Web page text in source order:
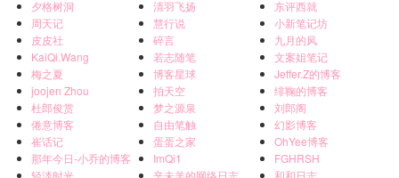
夕格树洞
周天记
皮皮社
KaiQi.Wang
梅之夏
joojen Zhou
杜郎俊赏
倦意博客
崔话记
那年今日-小乔的博客
轻淡时光
清羽飞扬
慧行说
碎言
若志随笔
博客星球
拍天空
梦之源泉
自由笔触
蛋蛋之家
ImQi1
辛未羊的网络日志
东评西就
小新笔记坊
九月的风
文案姐笔记
Jeffer.Z的博客
绯鞠的博客
刘郎阁
幻影博客
OhYee博客
FGHRSH
和和日志